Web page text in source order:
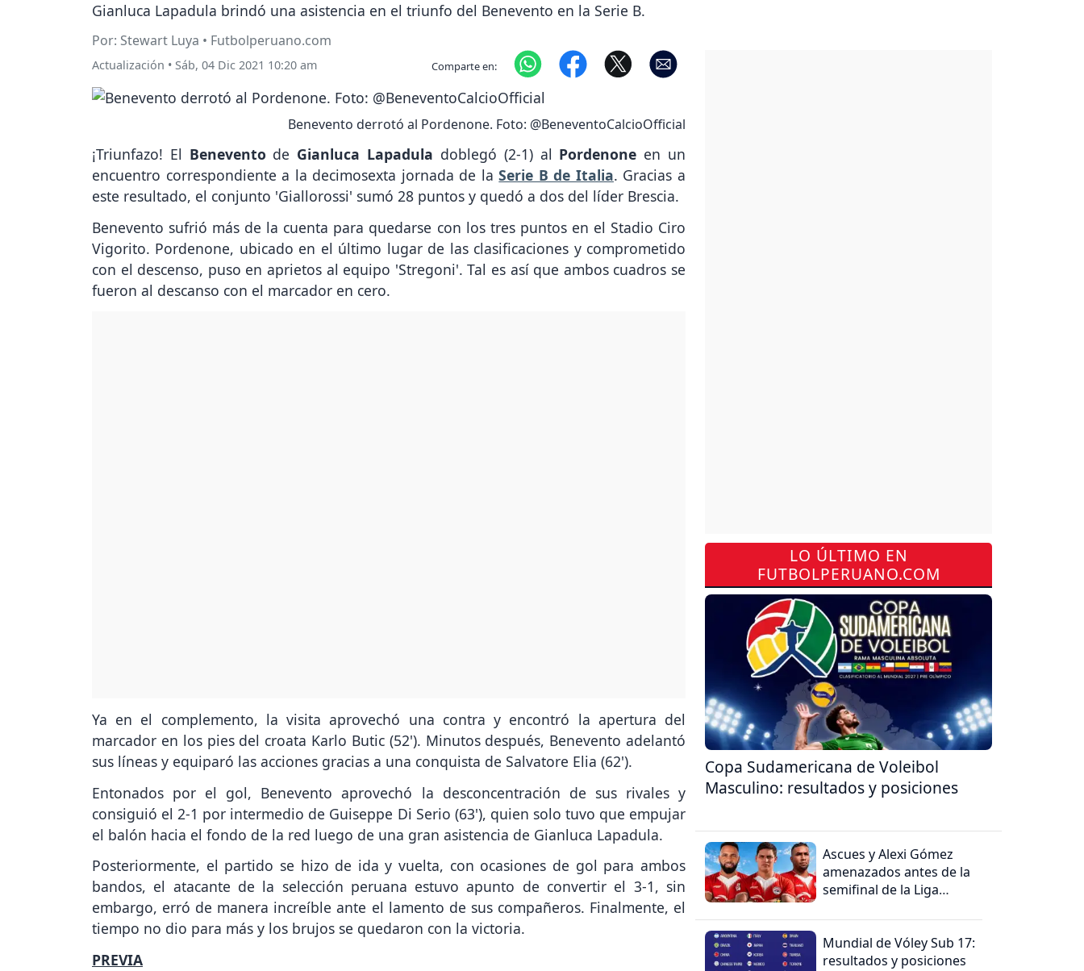
Gianluca Lapadula brindó una asistencia en el triunfo del Benevento en la Serie B.
Por: Stewart Luya • Futbolperuano.com
Actualización • Sáb, 04 Dic 2021 10:20 am Comparte en:
Benevento derrotó al Pordenone. Foto: @BeneventoCalcioOfficial
¡Triunfazo! El Benevento de Gianluca Lapadula doblegó (2-1) al Pordenone en un
encuentro correspondiente a la decimosexta jornada de laSerie B de Italia. Gracias a
este resultado, el conjunto 'Giallorossi' sumó 28 puntos y quedó a dos del líder Brescia.
Benevento sufrió más de la cuenta para quedarse con los tres puntos en el Stadio Ciro
Vigorito. Pordenone, ubicado en el último lugar de las clasificaciones y comprometido
con el descenso, puso en aprietos al equipo 'Stregoni'. Tal es así que ambos cuadros se
fueron al descanso con el marcador en cero.
Ya en el complemento, la visita aprovechó una contra y encontró la apertura del
marcador en los pies del croata Karlo Butic (52'). Minutos después, Benevento adelantó
sus líneas y equiparó las acciones gracias a una conquista de Salvatore Elia (62').
Entonados por el gol, Benevento aprovechó la desconcentración de sus rivales y
consiguió el 2-1 por intermedio de Guiseppe Di Serio (63'), quien solo tuvo que empujar
el balón hacia el fondo de la red luego de una gran asistencia de Gianluca Lapadula.
Posteriormente, el partido se hizo de ida y vuelta, con ocasiones de gol para ambos
bandos, el atacante de la selección peruana estuvo apunto de convertir el 3-1, sin
embargo, erró de manera increíble ante el lamento de sus compañeros. Finalmente, el
tiempo no dio para más y los brujos se quedaron con la victoria.
PREVIA
LO ÚLTIMO EN
FUTBOLPERUANO.COM
Copa Sudamericana de Voleibol
Masculino: resultados y posiciones
Ascues y Alexi Gómez
amenazados antes de la
semifinal de la Liga
Libertad
Mundial de Vóley Sub 17:
resultados y posiciones